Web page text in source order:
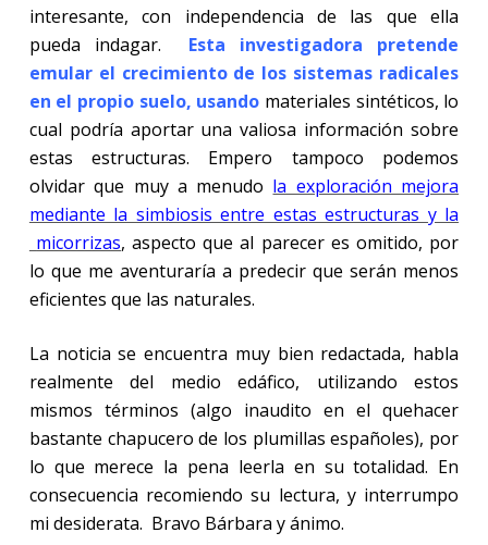
interesante, con independencia de las que ella
pueda indagar.
Esta investigadora pretende
emular el crecimiento de los sistemas radicales
en el propio suelo, usando materiales sintéticos, lo
cual podría aportar una valiosa información sobre
estas estructuras. Empero tampoco podemos
olvidar que muy a menudo la exploración mejora
mediante la simbiosis entre estas estructuras y la
micorrizas, aspecto que al parecer es omitido, por
lo que me aventuraría a predecir que serán menos
eficientes que las naturales.
La noticia se encuentra muy bien redactada, habla
realmente del medio edáfico, utilizando estos
mismos términos (algo inaudito en el quehacer
bastante chapucero de los plumillas españoles), por
lo que merece la pena leerla en su totalidad. En
consecuencia recomiendo su lectura, y interrumpo
mi desiderata. Bravo Bárbara y ánimo.